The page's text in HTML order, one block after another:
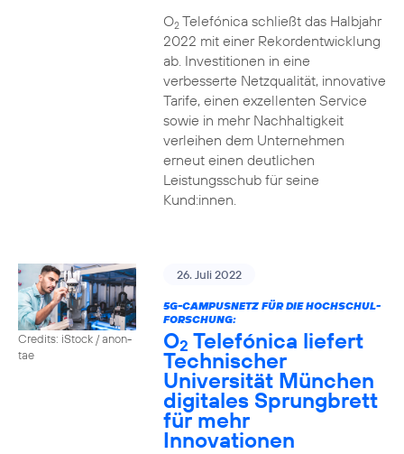
O2Telefónica schließt das Halbjahr
2022 mit einer Rekordentwicklung
ab. Investitionen in eine
verbesserte Netzqualität, innovative
Tarife, einen exzellenten Service
sowie in mehr Nachhaltigkeit
verleihen dem Unternehmen
erneut einen deutlichen
Leistungsschub für seine
Kund:innen.
Credits: iStock / anon-
tae
26. Juli 2022
5G-CAMPUSNETZ FÜR DIE HOCHSCHUL-
FORSCHUNG:
O2 Telefónica liefert
Technischer
Universität München
digitales Sprungbrett
für mehr
Innovationen